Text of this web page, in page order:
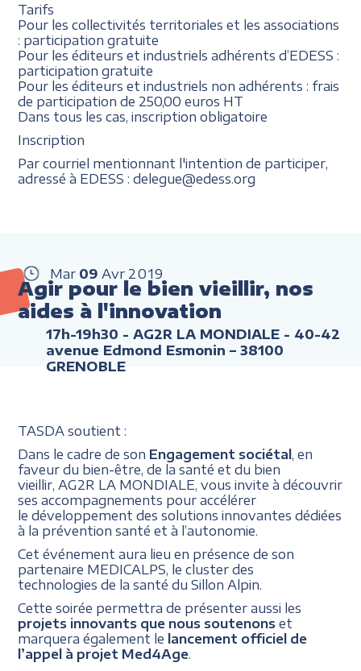
Tarifs
Pour les collectivités territoriales et les associations
: participation gratuite
Pour les éditeurs et industriels adhérents d’EDESS :
participation gratuite
Pour les éditeurs et industriels non adhérents : frais
de participation de 250,00 euros HT
Dans tous les cas, inscription obligatoire
Inscription
Par courriel mentionnant l'intention de participer,
adressé à EDESS : delegue@edess.org
Mar 09 Avr 2019
Agir pour le bien vieillir, nos
aides à l'innovation
17h-19h30 - AG2R LA MONDIALE - 40-42
avenue Edmond Esmonin – 38100
GRENOBLE
TASDA soutient :
Dans le cadre de son Engagement sociétal , en
faveur du bien-être, de la santé et du bien
vieillir, AG2R LA MONDIALE, vous invite à découvrir
ses accompagnements pour accélérer
le développement des solutions innovantes dédiées
à la prévention santé et à l’autonomie.
Cet événement aura lieu en présence de son
partenaire MEDICALPS, le cluster des
technologies de la santé du Sillon Alpin.
Cette soirée permettra de présenter aussi les
projets innovants que nous soutenonset
marquera également le lancement officiel de
l’appel à projet Med4Age